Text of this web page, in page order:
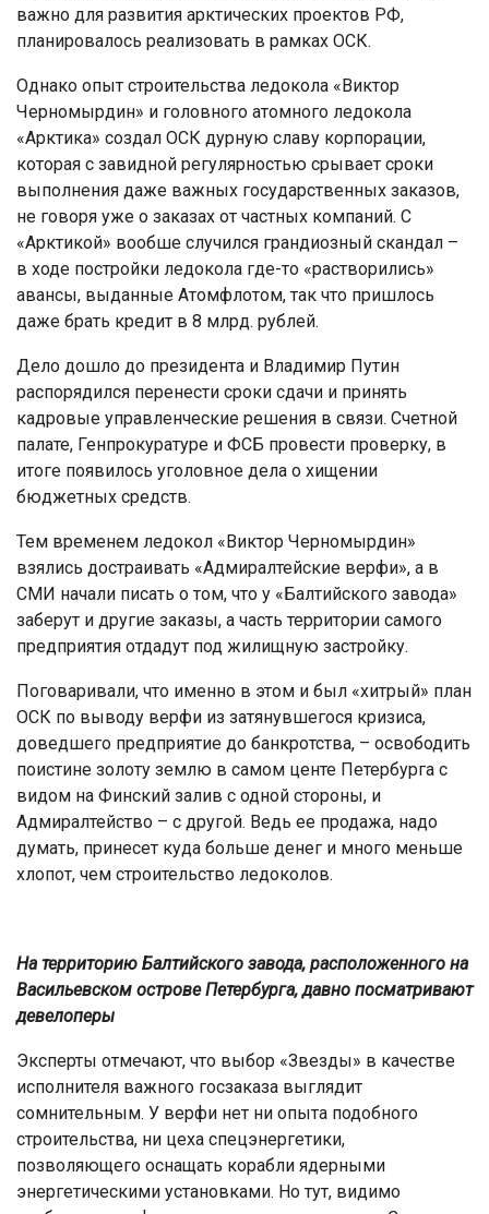
важно для развития арктических проектов РФ,
планировалось реализовать в рамках ОСК.
Однако опыт строительства ледокола «Виктор
Черномырдин» и головного атомного ледокола
«Арктика» создал ОСК дурную славу корпорации,
которая с завидной регулярностью срывает сроки
выполнения даже важных государственных заказов,
не говоря уже о заказах от частных компаний. С
«Арктикой» вообше случился грандиозный скандал –
в ходе постройки ледокола где-то «растворились»
авансы, выданные Атомфлотом, так что пришлось
даже брать кредит в 8 млрд. рублей.
Дело дошло до президента и Владимир Путин
распорядился перенести сроки сдачи и принять
кадровые управленческие решения в связи. Счетной
палате, Генпрокуратуре и ФСБ провести проверку, в
итоге появилось уголовное дела о хищении
бюджетных средств.
Тем временем ледокол «Виктор Черномырдин»
взялись достраивать «Адмиралтейские верфи», а в
СМИ начали писать о том, что у «Балтийского завода»
заберут и другие заказы, а часть территории самого
предприятия отдадут под жилищную застройку.
Поговаривали, что именно в этом и был «хитрый» план
ОСК по выводу верфи из затянувшегося кризиса,
доведшего предприятие до банкротства, – освободить
поистине золоту землю в самом центе Петербурга с
видом на Финский залив с одной стороны, и
Адмиралтейство – с другой. Ведь ее продажа, надо
думать, принесет куда больше денег и много меньше
хлопот, чем строительство ледоколов.
На территорию Балтийского завода, расположенного на
Васильевском острове Петербурга, давно посматривают
девелоперы
Эксперты отмечают, что выбор «Звезды» в качестве
исполнителя важного госзаказа выглядит
сомнительным. У верфи нет ни опыта подобного
строительства, ни цеха спецэнергетики,
позволяющего оснащать корабли ядерными
энергетическими установками. Но тут, видимо